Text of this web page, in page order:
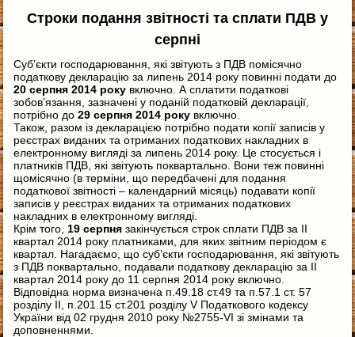
Строки подання звітності та сплати ПДВ у
серпні
Суб’єкти господарювання, які звітують з ПДВ помісячно
податкову декларацію за липень 2014 року повинні подати до
20 серпня 2014 року включно. А сплатити податкові
зобов’язання, зазначені у поданій податковій декларації,
потрібно до29 серпня 2014 року включно.
Також, разом із декларацією потрібно подати копії записів у
реєстрах виданих та отриманих податкових накладних в
електронному вигляді за липень 2014 року. Це стосується і
платників ПДВ, які звітують поквартально. Вони теж повинні
щомісячно (в терміни, що передбачені для подання
податкової звітності – календарний місяць) подавати копії
записів у реєстрах виданих та отриманих податкових
накладних в електронному вигляді.
Крім того, 19 серпня закінчується строк сплати ПДВ за IІ
квартал 2014 року платниками, для яких звітним періодом є
квартал. Нагадаємо, що суб’єкти господарювання, які звітують
з ПДВ поквартально, подавали податкову декларацію за IІ
квартал 2014 року до 11 серпня 2014 року включно.
Відповідна норма визначена п.49.18 ст.49 та п.57.1 ст. 57
розділу II, п.201.15 ст.201 розділу V Податкового кодексу
України від 02 грудня 2010 року №2755-VI зі змінами та
доповненнями.